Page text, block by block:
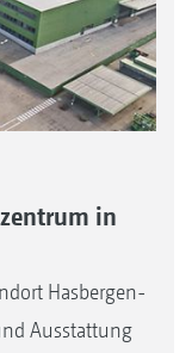
in
Hasbergen-
Ausstattung